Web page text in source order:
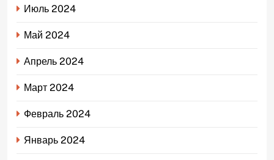
Июль 2024
Май 2024
Апрель 2024
Март 2024
Февраль 2024
Январь 2024